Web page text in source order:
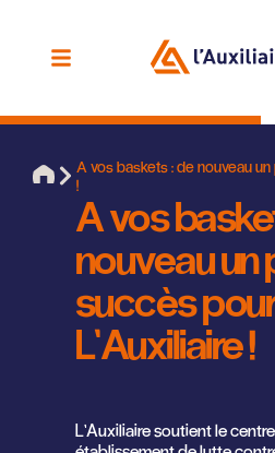
A vos baskets : de nouveau un
!
A vos
nouveau un
succès
L’Auxiliaire !
L’Auxiliaire soutient le